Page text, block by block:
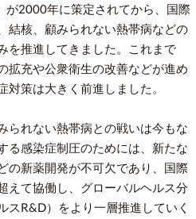
が2000年に策定されてから、国際
結核、顧みられない熱帯病などの
を推進してきました。これまで
拡充や公衆衛生の改善などが進め
策は大きく前進しました。
られない熱帯病との戦いは今もな
る感染症制圧のためには、新たな
の新薬開発が不可欠であり、国際
えて協働し、グローバルヘルス分
スR&D）をより一層推進していく